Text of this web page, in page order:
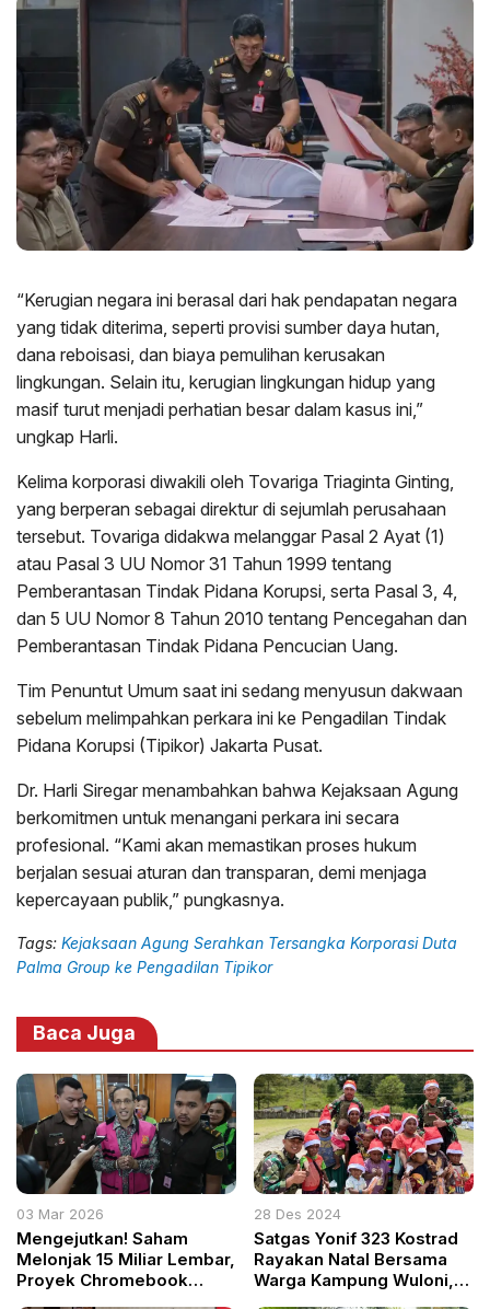
“Kerugian negara ini berasal dari hak pendapatan negara
yang tidak diterima, seperti provisi sumber daya hutan,
dana reboisasi, dan biaya pemulihan kerusakan
lingkungan. Selain itu, kerugian lingkungan hidup yang
masif turut menjadi perhatian besar dalam kasus ini,”
ungkap Harli.
Kelima korporasi diwakili oleh Tovariga Triaginta Ginting,
yang berperan sebagai direktur di sejumlah perusahaan
tersebut. Tovariga didakwa melanggar Pasal 2 Ayat (1)
atau Pasal 3 UU Nomor 31 Tahun 1999 tentang
Pemberantasan Tindak Pidana Korupsi, serta Pasal 3, 4,
dan 5 UU Nomor 8 Tahun 2010 tentang Pencegahan dan
Pemberantasan Tindak Pidana Pencucian Uang.
Tim Penuntut Umum saat ini sedang menyusun dakwaan
sebelum melimpahkan perkara ini ke Pengadilan Tindak
Pidana Korupsi (Tipikor) Jakarta Pusat.
Dr. Harli Siregar menambahkan bahwa Kejaksaan Agung
berkomitmen untuk menangani perkara ini secara
profesional. “Kami akan memastikan proses hukum
berjalan sesuai aturan dan transparan, demi menjaga
kepercayaan publik,” pungkasnya.
Tags: Kejaksaan Agung Serahkan Tersangka Korporasi Duta
Palma Group ke Pengadilan Tipikor
Baca Juga
03 Mar 2026
Mengejutkan! Saham
Melonjak 15 Miliar Lembar,
Proyek Chromebook
28 Des 2024
Satgas Yonif 323 Kostrad
Rayakan Natal Bersama
Warga Kampung Wuloni,